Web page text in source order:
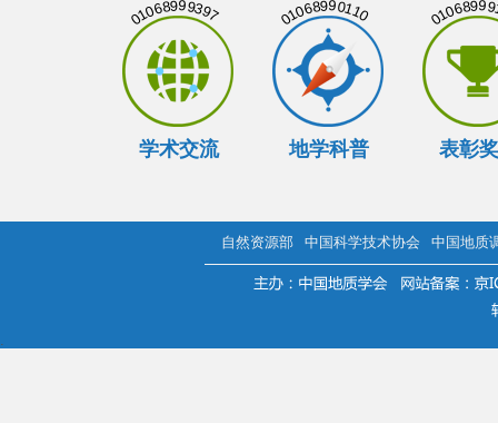
01068999397
学术交流
01068990110
地学科普 表彰
自然资源部 中国科学技术协会 中国地质
.